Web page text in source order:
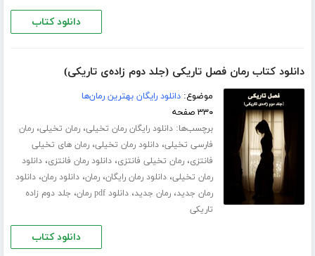
دانلود کتاب
دانلود کتاب رمان فصل تاریکی (جلد دوم زاده‌ی تاریکی)
موضوع:دانلود رایگان بهترین رمان‌ها
۳۳۰ صفحه
برچسب‌ها:دانلود رایگان رمان تخیلی،رمان تخیلی،رمان
فارسی تخیلی،دانلود رمان تخیلی،رمان های تخیلی
فانتزی،رمان تخیلی فانتزی،دانلود رمان فانتزی،دانلود
رمان تخیلی،دانلود رمان رایگان،رمان،دانلود رمان،دانلود
رمان جدید،رمان جدید،دانلود pdf رمان ، جلد دوم زاده
تاریکی
دانلود کتاب